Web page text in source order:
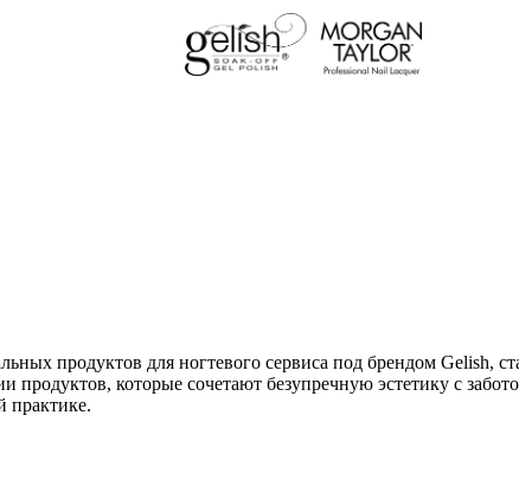
продуктов для ногтевого сервиса под брендом Gelish,
которые сочетают безупречную эстетику с
практике.